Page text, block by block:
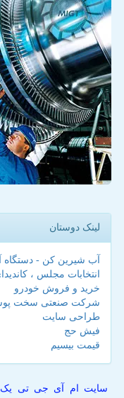
لینک دوستان
آب شیرین کن -
انتخابات مجلس ،
خرید و فروش خودرو
شرکت صنعتی سخت
طراحی سایت
فیش حج
قیمت بیسیم
سایت ام آی جی تی یک